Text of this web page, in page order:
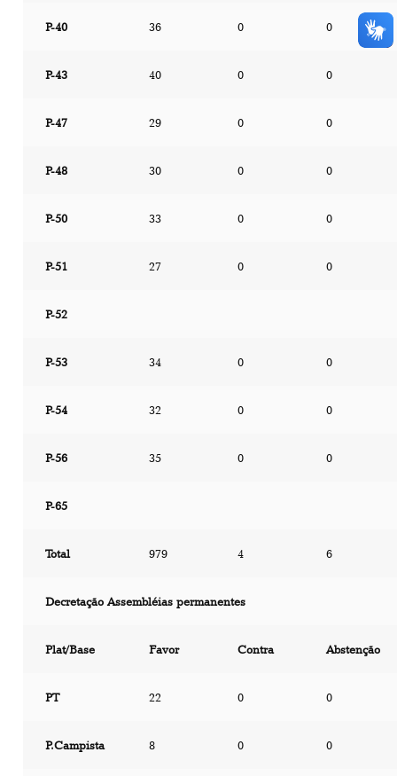
P-40 36 0 0
P-43 40 0 0
P-47 29 0 0
P-48 30 0 0
P-50 33 0 0
P-51 27 0 0
P-52
P-53 34 0 0
P-54 32 0 0
P-56 35 0 0
P-65
Total 979 4 6
Decretação Assembléias permanentes
Plat/Base Favor Contra Abstenção
PT 22 0 0
P.Campista 8 0 0